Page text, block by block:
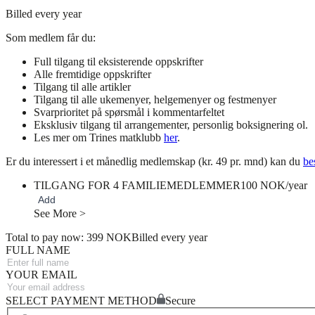
Billed every year
Som medlem får du:
Full tilgang til eksisterende oppskrifter
Alle fremtidige oppskrifter
Tilgang til alle artikler
Tilgang til alle ukemenyer, helgemenyer og festmenyer
Svarprioritet på spørsmål i kommentarfeltet
Eksklusiv tilgang til arrangementer, personlig boksignering ol.
Les mer om Trines matklubb her.
Er du interessert i et månedlig medlemskap (kr. 49 pr. mnd) kan du
TILGANG FOR 4 FAMILIEMEDLEMMER100 NOK/year
Add
See More >
Total to pay now: 399 NOKBilled every year
FULL NAME
YOUR EMAIL
SELECT PAYMENT METHOD
Secure